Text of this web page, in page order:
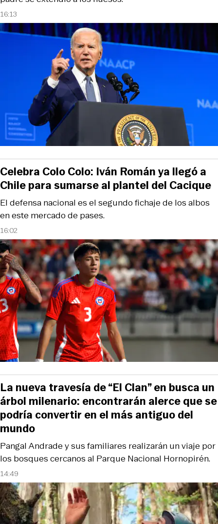
16:13
16:02
El defensa nacional es el segundo fichaje de los albos
en este mercado de pases.
Celebra Colo Colo: Iván Román ya llegó a
Chile para sumarse al plantel del Cacique
14:49
Pangal Andrade y sus familiares realizarán un viaje por
los bosques cercanos al Parque Nacional Hornopirén.
La nueva travesía de “El Clan” en busca un
árbol milenario: encontrarán alerce que se
podría convertir en el más antiguo del
mundo